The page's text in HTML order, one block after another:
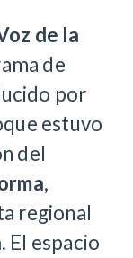
de la
de
por
estuvo
del
,
regional
. El espacio